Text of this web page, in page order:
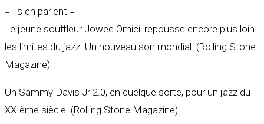
= Ils en parlent =
Le jeune souffleur Jowee Omicil repousse encore plus loin
les limites du jazz. Un nouveau son mondial. (Rolling Stone
Magazine)
Un Sammy Davis Jr 2.0, en quelque sorte, pour un jazz du
XXIème siècle. (Rolling Stone Magazine)